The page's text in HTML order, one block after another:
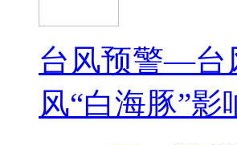
台风预警—台
风“白海豚”